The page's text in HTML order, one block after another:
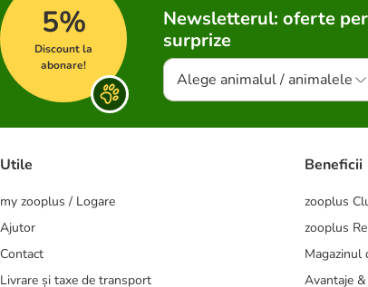
5%
Discount la
abonare!
Newsletterul: oferte
surprize
Alege animalul / animalele
Utile
my zooplus / Logare
Ajutor
Contact
Livrare și taxe de transport
Beneficii
zooplus
zooplus
Magazinul
Avantaje